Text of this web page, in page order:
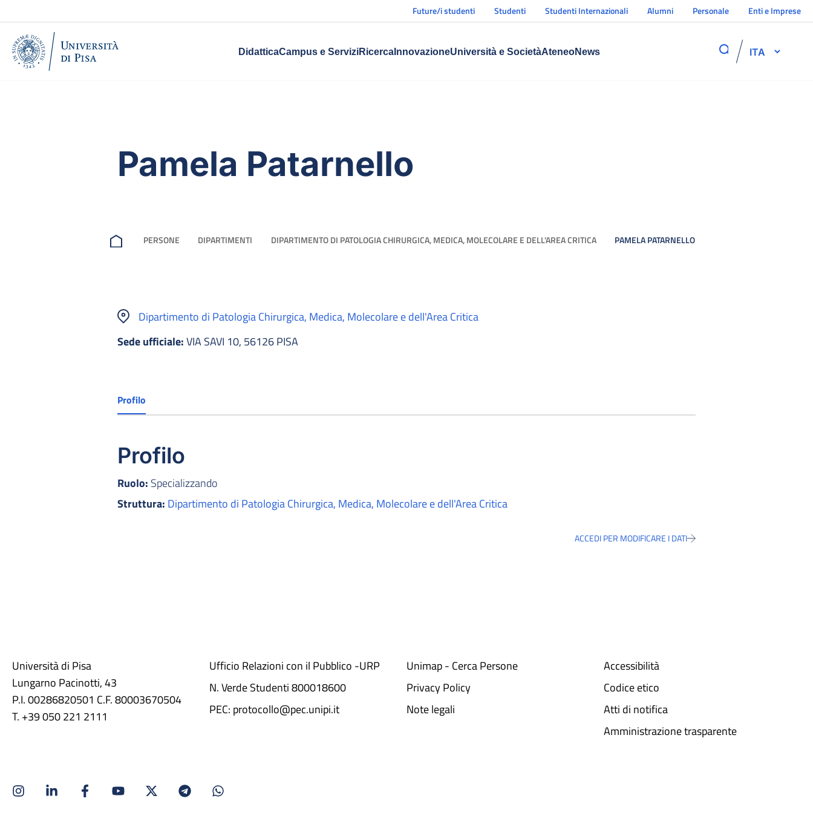
Future/i studenti Studenti Studenti Internazionali Alumni Personale Enti e Imprese
DidatticaCampus e ServiziRicercaInnovazioneUniversità e SocietàAteneoNews ITA
Pamela Patarnello
PERSONE DIPARTIMENTI DIPARTIMENTO DI PATOLOGIA CHIRURGICA, MEDICA, MOLECOLARE E DELL'AREA CRITICA PAMELA PATARNELLO
Dipartimento di Patologia Chirurgica, Medica, Molecolare e dell'Area Critica
Sede ufficiale:VIA SAVI 10, 56126 PISA
Profilo
Profilo
Ruolo: Specializzando
Struttura: Dipartimento di Patologia Chirurgica, Medica, Molecolare e dell'Area Critica
ACCEDI PER MODIFICARE I DATI
Università di Pisa
Lungarno Pacinotti, 43
P.I. 00286820501 C.F. 80003670504
T. +39 050 221 2111
Ufficio Relazioni con il Pubblico -URP
N. Verde Studenti 800018600​
PEC: protocollo@pec.unipi.it
Unimap - Cerca Persone
Privacy Policy
Note legali
Accessibilità
Codice etico
Atti di notifica
Amministrazione trasparente